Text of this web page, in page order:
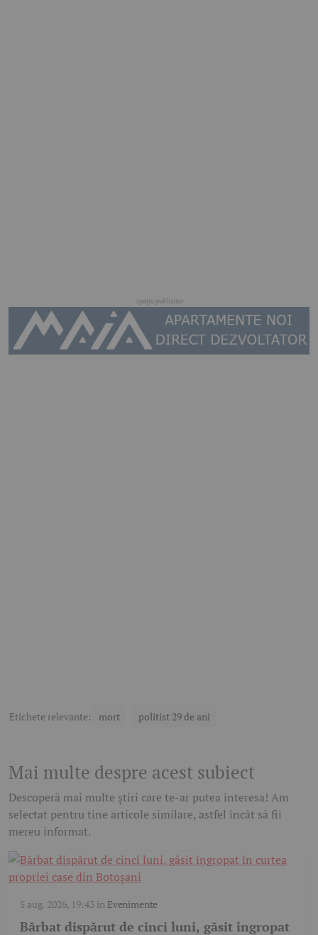
Etichete relevante: mort politist 29 de ani
Mai multe despre acest subiect
Descoperă mai multe știri care te-ar putea interesa! Am
selectat pentru tine articole similare, astfel încât să fii
mereu informat.
5 aug. 2026, 19:43în Evenimente
Bărbat dispărut de cinci luni, găsit îngropat